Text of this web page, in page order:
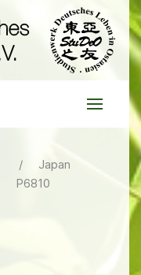
Japan
P6810